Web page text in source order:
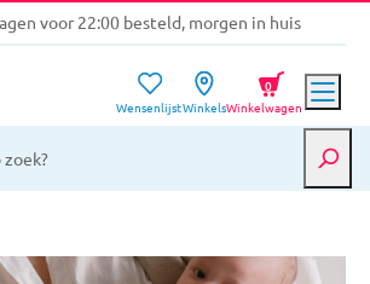
voor 22:00 besteld, morgen in huis
Gratis verzending vanaf €39,-
voor 22:00 besteld, morgen in huis
WensenlijstWinkelsWinkelwagen
0